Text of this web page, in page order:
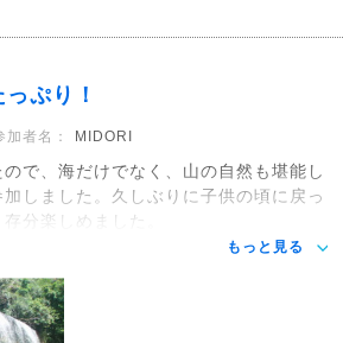
ぷり！
加者名： MIDORI
で、海だけでなく、山の自然も堪能し
しました。久しぶりに子供の頃に戻っ
分楽しめました。
もっと見る